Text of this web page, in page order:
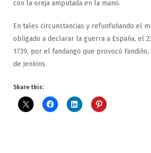
con la oreja amputada en la mano.
En tales circunstancias y refunfuñando el
obligado a declarar la guerra a España, el
1739, por el fandango que provocó
de Jenkins.
Share this: